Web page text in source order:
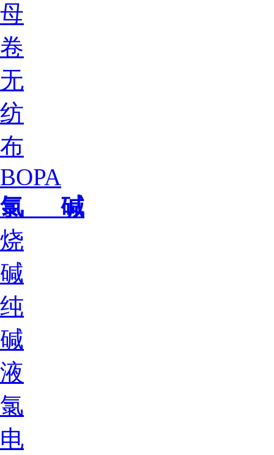
母
卷
无
纺
布
BOPA
氯 碱
烧
碱
纯
碱
液
氯
电